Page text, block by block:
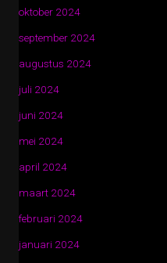
oktober 2024
september 2024
augustus 2024
juli 2024
juni 2024
mei 2024
april 2024
maart 2024
februari 2024
januari 2024